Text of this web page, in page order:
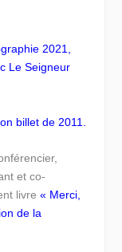
2021,
Le Seigneur
billet de 2011.
et co-
livre« Merci,
de la